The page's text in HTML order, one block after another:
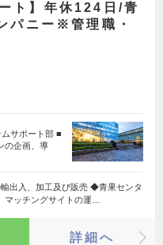
ト】年休124日/青
パニー※管理職・
ムサポート部 ■
の企画、導
出入、加工及び販売 ◆青果センタ
ッチングサイトの運…
詳細へ